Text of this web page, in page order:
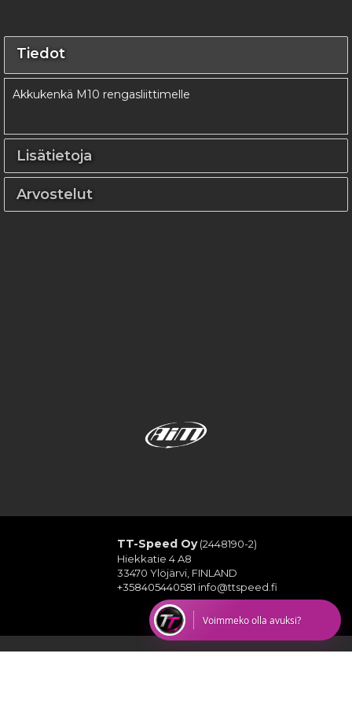
Tiedot
Akkukenkä M10 rengasliittimelle
Lisätietoja
Arvostelut
TT-Speed Oy(2448190-2)
Hiekkatie 4 A8
33470 Ylöjärvi, FINLAND
+358405440581 info@ttspeed.fi
Voimmeko olla avuksi?